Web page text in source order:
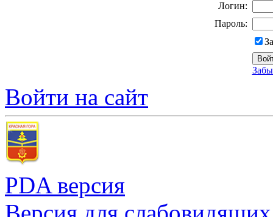
Логин:
Пароль:
Войти на сайт
PDA версия